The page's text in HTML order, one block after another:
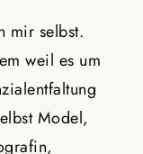
mir selbst.
weil es um
Model,